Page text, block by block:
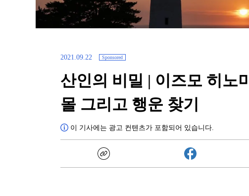
2021.09.22 Sponsored
산인의 비밀 | 이즈모 히노
몰 그리고 행운 찾기
이 기사에는 광고 컨텐츠가 포함되어 있습니다.